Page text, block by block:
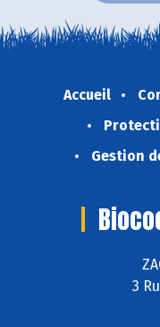
Accueil
Gestion
3